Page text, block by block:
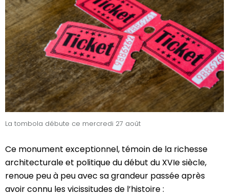
La tombola débute ce mercredi 27 août
Ce monument exceptionnel, témoin de la richesse
architecturale et politique du début du XVIe siècle,
renoue peu à peu avec sa grandeur passée après
avoir connu les vicissitudes de l’histoire :